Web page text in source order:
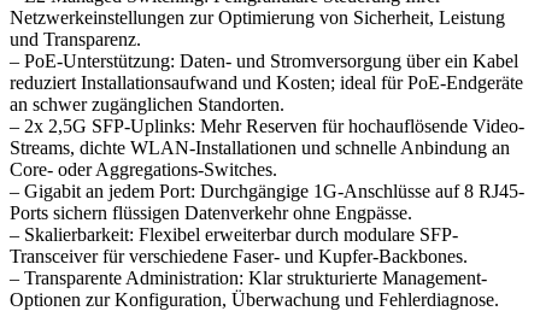
Netzwerkeinstellungen zur Optimierung von Sicherheit, Leistung
und Transparenz.
– PoE-Unterstützung: Daten- und Stromversorgung über ein Kabel
reduziert Installationsaufwand und Kosten; ideal für PoE-Endgeräte
an schwer zugänglichen Standorten.
– 2x 2,5G SFP-Uplinks: Mehr Reserven für hochauflösende Video-
Streams, dichte WLAN-Installationen und schnelle Anbindung an
Core- oder Aggregations-Switches.
– Gigabit an jedem Port: Durchgängige 1G-Anschlüsse auf 8 RJ45-
Ports sichern flüssigen Datenverkehr ohne Engpässe.
– Skalierbarkeit: Flexibel erweiterbar durch modulare SFP-
Transceiver für verschiedene Faser- und Kupfer-Backbones.
– Transparente Administration: Klar strukturierte Management-
Optionen zur Konfiguration, Überwachung und Fehlerdiagnose.